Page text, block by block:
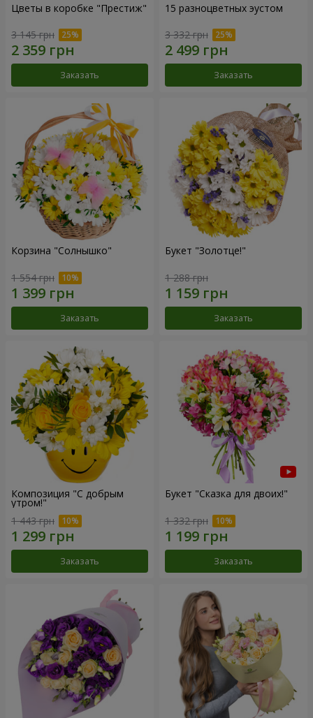
Цветы в коробке "Престиж"
3 145 грн
Заказать
15 разноцветных эустом
3 332 грн
Заказать
Корзина "Солнышко"
1 554 грн
Заказать
Букет "Золотце!"
1 288 грн
Заказать
Композиция "С добрым
утром!"
1 443 грн
Заказать
Букет "Сказка для двоих!"
1 332 грн
Заказать